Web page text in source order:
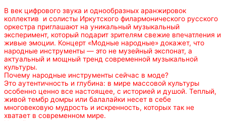
В век цифрового звука и однообразных аранжировок
коллектив и солисты Иркутского филармонического русского
оркестра приглашают на уникальный музыкальный
эксперимент, который подарит зрителям свежие впечатления и
живые эмоции. Концерт «Модные народные» докажет, что
народные инструменты — это не музейный экспонат, а
актуальный и мощный тренд современной музыкальной
культуры.
Почему народные инструменты сейчас в моде?
Это аутентичность и глубина: в мире массовой культуры
особенно ценно все настоящее, с историей и душой. Теплый,
живой тембр домры или балалайки несет в себе
многовековую мудрость и искренность, которых так не
хватает в современном мире.